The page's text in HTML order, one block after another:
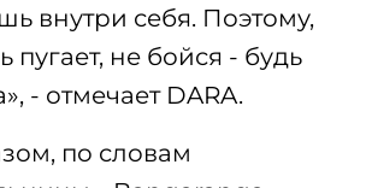
внутри себя. Поэтому,
пугает, не бойся - будь
- отмечает DARA.
по словам